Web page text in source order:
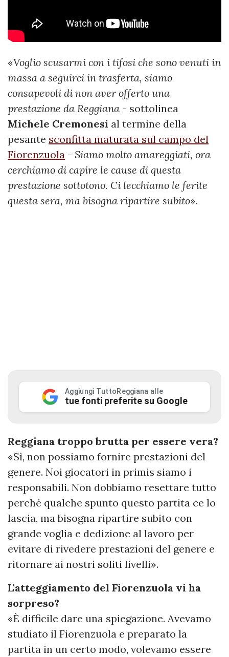
«Voglio scusarmi con i tifosi che sono venuti in
massa a seguirci in trasferta, siamo
consapevoli di non aver offerto una
prestazione da Reggiana - sottolinea
Michele Cremonesi al termine della
pesante sconfitta maturata sul campo del
Fiorenzuola - Siamo molto amareggiati, ora
cerchiamo di capire le cause di questa
prestazione sottotono. Ci lecchiamo le ferite
questa sera, ma bisogna ripartire subito».
Aggiungi TuttoReggiana alle
tue fonti preferite su Google
Reggiana troppo brutta per essere vera?
«Sì, non possiamo fornire prestazioni del
genere. Noi giocatori in primis siamo i
responsabili. Non dobbiamo resettare tutto
perché qualche spunto questo partita ce lo
lascia, ma bisogna ripartire subito con
grande voglia e dedizione al lavoro per
evitare di rivedere prestazioni del genere e
ritornare ai nostri soliti livelli».
L'atteggiamento del Fiorenzuola vi ha
sorpreso?
«È difficile dare una spiegazione. Avevamo
studiato il Fiorenzuola e preparato la
partita in un certo modo, volevamo essere